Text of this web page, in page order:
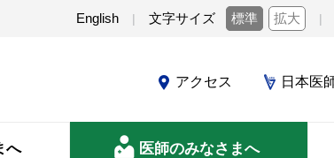
English 文字サイズ 標準 拡大
アクセス 日本医
へ 医師のみなさまへ